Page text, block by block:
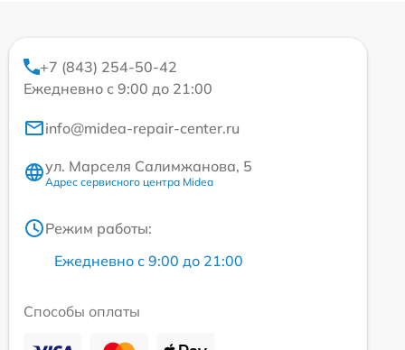
+7 (843) 254-50-42
Ежедневно с 9:00 до 21:00
info@midea-repair-center.ru
ул. Марселя Салимжанова, 5
Адрес сервисного центра Midea
Режим работы:
Ежедневно с 9:00 до 21:00
Способы оплаты